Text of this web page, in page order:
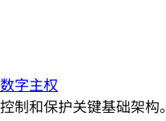
数字主权
控制和保护关键基础架构。